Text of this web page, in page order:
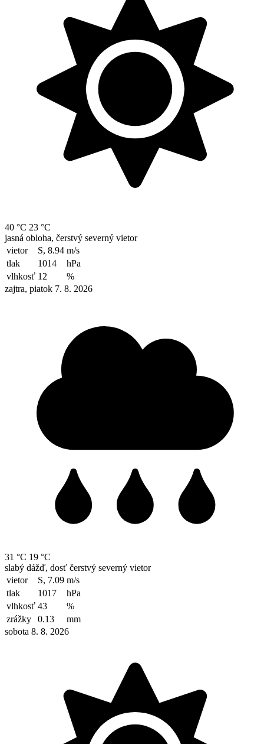
40 °C 23 °C
jasná obloha, čerstvý severný vietor
vietor
S, 8.94 m/s
tlak
1014
hPa
vlhkosť 12
%
zajtra, piatok 7. 8. 2026
31 °C 19 °C
slabý dážď, dosť čerstvý severný vietor
vietor
S, 7.09 m/s
tlak
1017
hPa
vlhkosť 43
%
zrážky
0.13
mm
sobota 8. 8. 2026